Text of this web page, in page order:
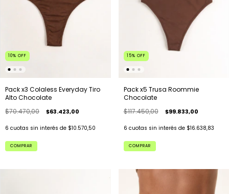
10% OFF
Pack x3 Colaless Everyday Tiro
Alto Chocolate
$70.470,00
$63.423,00
6 cuotas sin interés de $10.570,50
COMPRAR
15% OFF
Pack x5 Trusa Roommie
Chocolate
$117.450,00
$99.833,00
6 cuotas sin interés de $16.638,83
COMPRAR